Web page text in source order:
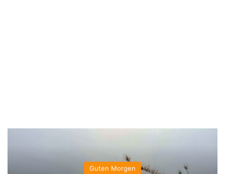
Guten Morgen